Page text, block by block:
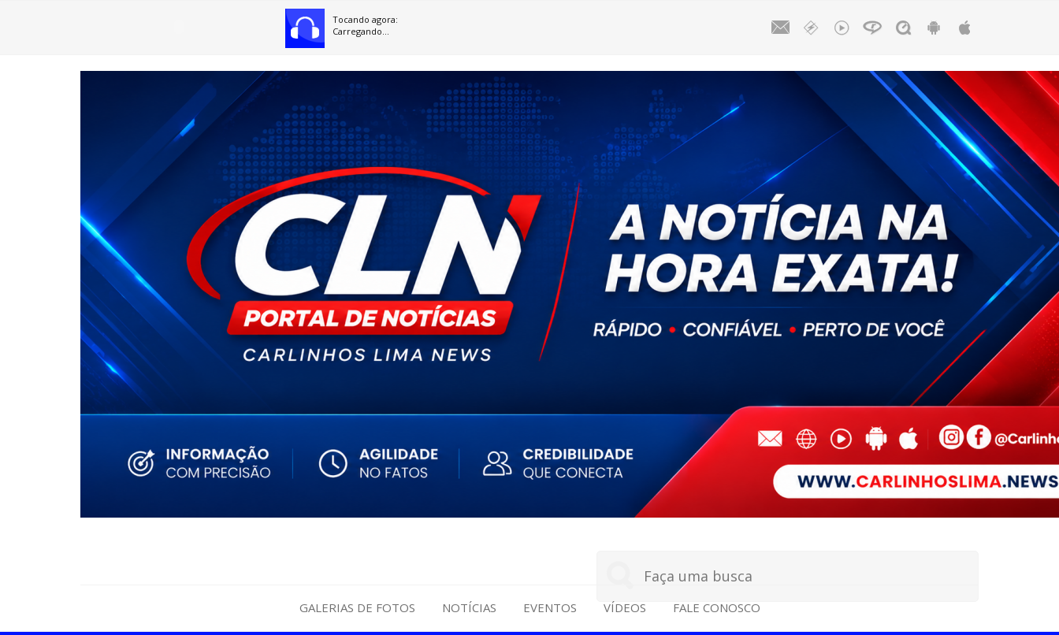
Tocando agora:
Carregando...
GALERIAS DE FOTOS NOTÍCIAS EVENTOS VÍDEOS FALE CONOSCO